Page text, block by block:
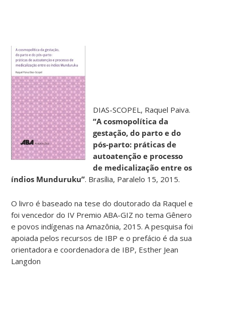
DIAS-SCOPEL, Raquel Paiva.
“A cosmopolítica da
gestação, do parto e do
pós-parto: práticas de
autoatenção e processo
de medicalização entre os
índios Munduruku”. Brasília, Paralelo 15, 2015.
O livro é baseado na tese do doutorado da Raquel e
foi vencedor do IV Premio ABA-GIZ no tema Gênero
e povos indígenas na Amazônia, 2015. A pesquisa foi
apoiada pelos recursos de IBP e o prefácio é da sua
orientadora e coordenadora de IBP, Esther Jean
Langdon